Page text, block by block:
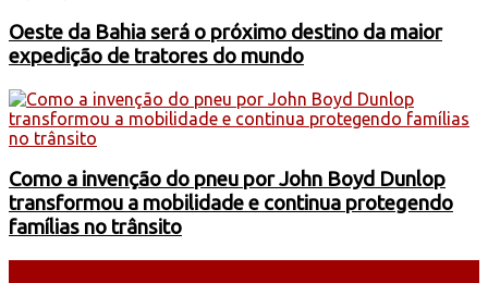
Oeste da Bahia será o próximo destino da maior
expedição de tratores do mundo
Como a invenção do pneu por John Boyd Dunlop
transformou a mobilidade e continua protegendo
famílias no trânsito